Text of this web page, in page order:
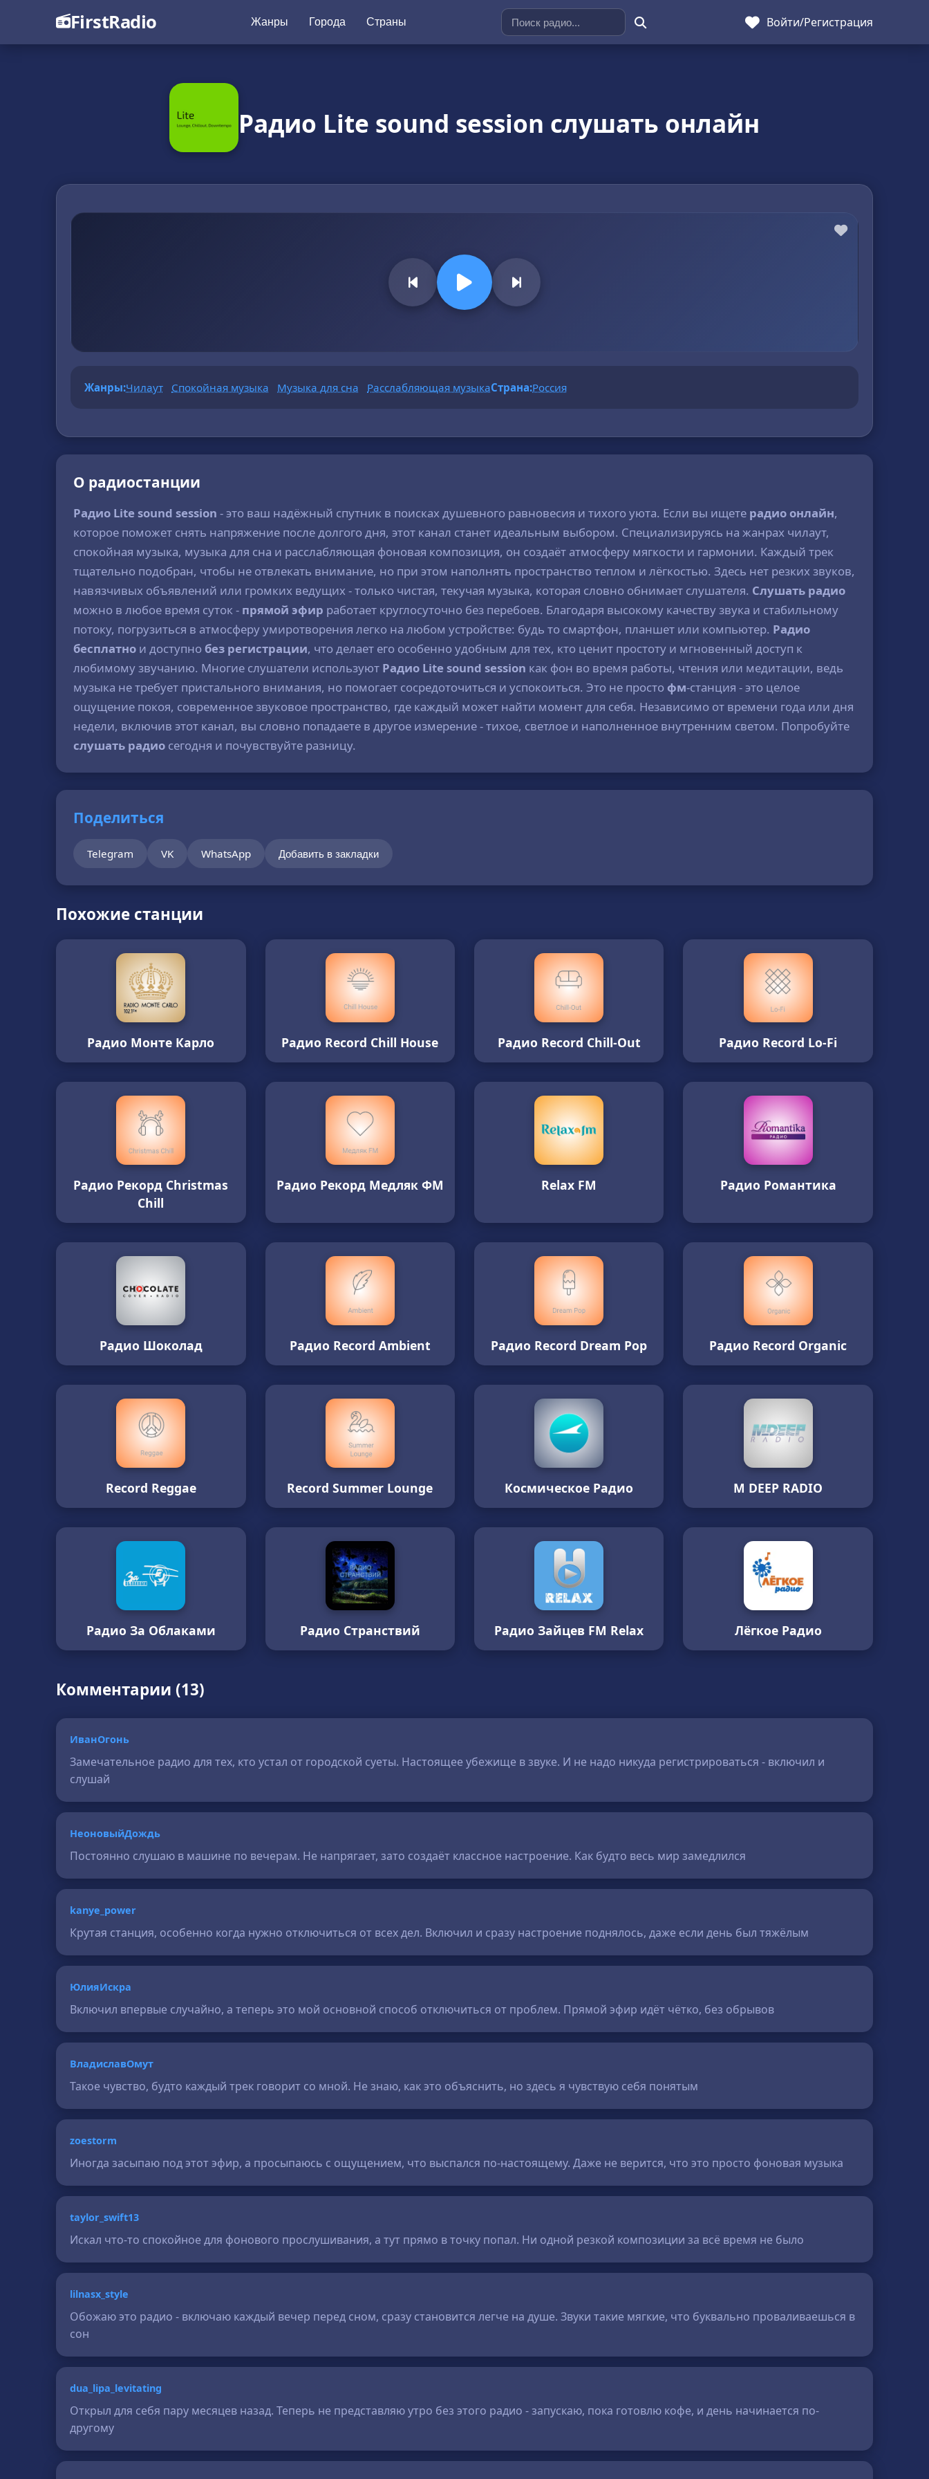
FirstRadio Жанры Города Страны Войти/Регистрация
Радио Lite sound session слушать онлайн
Жанры:Чилаут Спокойная музыка Музыка для сна Расслабляющая музыкаСтрана:Россия
О радиостанции
Радио Lite sound session - это ваш надёжный спутник в поисках душевного равновесия и тихого уюта. Если вы ищете радио онлайн,
которое поможет снять напряжение после долгого дня, этот канал станет идеальным выбором. Специализируясь на жанрах чилаут,
спокойная музыка, музыка для сна и расслабляющая фоновая композиция, он создаёт атмосферу мягкости и гармонии. Каждый трек
тщательно подобран, чтобы не отвлекать внимание, но при этом наполнять пространство теплом и лёгкостью. Здесь нет резких звуков,
навязчивых объявлений или громких ведущих - только чистая, текучая музыка, которая словно обнимает слушателя. Слушать радио
можно в любое время суток - прямой эфир работает круглосуточно без перебоев. Благодаря высокому качеству звука и стабильному
потоку, погрузиться в атмосферу умиротворения легко на любом устройстве: будь то смартфон, планшет или компьютер. Радио
бесплатно и доступнобез регистрации, что делает его особенно удобным для тех, кто ценит простоту и мгновенный доступ к
любимому звучанию. Многие слушатели используют Радио Lite sound session как фон во время работы, чтения или медитации, ведь
музыка не требует пристального внимания, но помогает сосредоточиться и успокоиться. Это не просто фм-станция - это целое
ощущение покоя, современное звуковое пространство, где каждый может найти момент для себя. Независимо от времени года или дня
недели, включив этот канал, вы словно попадаете в другое измерение - тихое, светлое и наполненное внутренним светом. Попробуйте
слушать радио сегодня и почувствуйте разницу.
Поделиться
Telegram VK WhatsApp Добавить в закладки
Похожие станции
Радио Монте Карло Радио Record Chill House Радио Record Chill-Out Радио Record Lo-Fi
Радио Рекорд Christmas
Chill
Радио Рекорд Медляк ФМ Relax FM Радио Романтика
Радио Шоколад Радио Record Ambient Радио Record Dream Pop Радио Record Organic
Record Reggae Record Summer Lounge Космическое Радио M DEEP RADIO
Радио За Облаками Радио Странствий Радио Зайцев FM Relax Лёгкое Радио
Комментарии (13)
ИванОгонь
Замечательное радио для тех, кто устал от городской суеты. Настоящее убежище в звуке. И не надо никуда регистрироваться - включил и
слушай
НеоновыйДождь
Постоянно слушаю в машине по вечерам. Не напрягает, зато создаёт классное настроение. Как будто весь мир замедлился
kanye_power
Крутая станция, особенно когда нужно отключиться от всех дел. Включил и сразу настроение поднялось, даже если день был тяжёлым
ЮлияИскра
Включил впервые случайно, а теперь это мой основной способ отключиться от проблем. Прямой эфир идёт чётко, без обрывов
ВладиславОмут
Такое чувство, будто каждый трек говорит со мной. Не знаю, как это объяснить, но здесь я чувствую себя понятым
zoestorm
Иногда засыпаю под этот эфир, а просыпаюсь с ощущением, что выспался по-настоящему. Даже не верится, что это просто фоновая музыка
taylor_swift13
Искал что-то спокойное для фонового прослушивания, а тут прямо в точку попал. Ни одной резкой композиции за всё время не было
lilnasx_style
Обожаю это радио - включаю каждый вечер перед сном, сразу становится легче на душе. Звуки такие мягкие, что буквально проваливаешься в
сон
dua_lipa_levitating
Открыл для себя пару месяцев назад. Теперь не представляю утро без этого радио - запускаю, пока готовлю кофе, и день начинается по-
другому